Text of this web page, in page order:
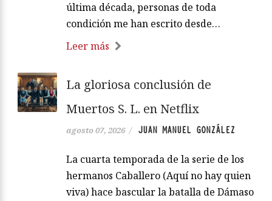
última década, personas de toda
condición me han escrito desde…
Leer más
La gloriosa conclusión de
Muertos S. L. en Netflix
agosto 07, 2026 / JUAN MANUEL GONZÁLEZ
La cuarta temporada de la serie de los
hermanos Caballero (Aquí no hay quien
viva) hace bascular la batalla de Dámaso